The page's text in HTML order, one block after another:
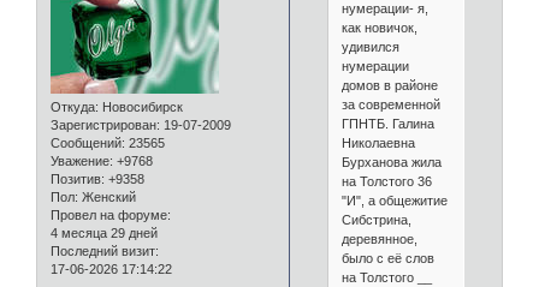
Откуда: Новосибирск
Зарегистрирован: 19-07-2009
Сообщений: 23565
Уважение: +9768
Позитив: +9358
Пол: Женский
Провел на форуме:
4 месяца 29 дней
Последний визит:
17-06-2026 17:14:22
нумерации- я,
как новичок,
удивился
нумерации
домов в районе
за современной
ГПНТБ. Галина
Николаевна
Бурханова жила
на Толстого 36
"И", а общежитие
Сибстрина,
деревянное,
было с её слов
на Толстого __